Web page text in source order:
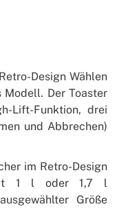
Design Wählen
Der Toaster
Lift-Funktion, drei
und Abbrechen)
im Retro-Design
1 l oder 1,7 l
Größe